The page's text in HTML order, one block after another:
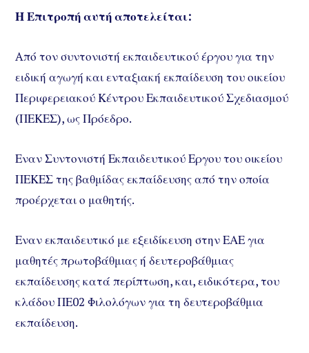
Η Επιτροπή αυτή αποτελείται:
Aπό τον συντονιστή εκπαιδευτικού έργου για την
ειδική αγωγή και ενταξιακή εκπαίδευση του οικείου
Περιφερειακού Κέντρου Εκπαιδευτικού Σχεδιασμού
(ΠΕΚΕΣ), ως Πρόεδρο.
Εναν Συντονιστή Εκπαιδευτικού Εργου του οικείου
ΠΕΚΕΣ της βαθμίδας εκπαίδευσης από την οποία
προέρχεται ο μαθητής.
Εναν εκπαιδευτικό με εξειδίκευση στην ΕΑΕ για
μαθητές πρωτοβάθμιας ή δευτεροβάθμιας
εκπαίδευσης κατά περίπτωση, και, ειδικότερα, του
κλάδου ΠΕ02 Φιλολόγων για τη δευτεροβάθμια
εκπαίδευση.